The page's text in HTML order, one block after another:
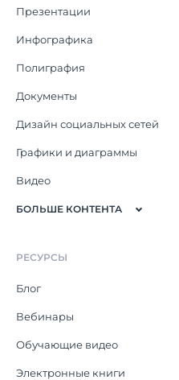
Презентации
Инфографика
Полиграфия
Документы
Дизайн социальных сетей
Графики и диаграммы
Видео
БОЛЬШЕ КОНТЕНТА
РЕСУРСЫ
Блог
Вебинары
Обучающие видео
Электронные книги